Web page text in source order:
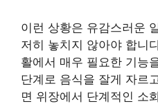
이런 상황은 유감스러운
저히 놓치지 않아야 합니
활에서 매우 필요한 기능
단계로 음식을 잘게 자르
면 위장에서 단계적인 소